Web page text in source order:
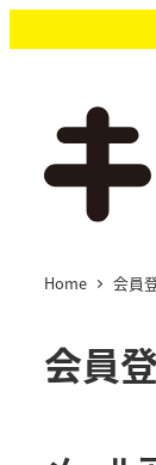
イ
Home 会員
会員